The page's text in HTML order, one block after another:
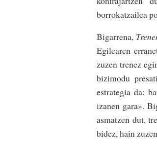
borrokatzailea
Bigarrena,
Egilearen
zuzen trenez
bizimodu
estrategia da:
izanen gara».
asmatzen dut,
bidez, hain